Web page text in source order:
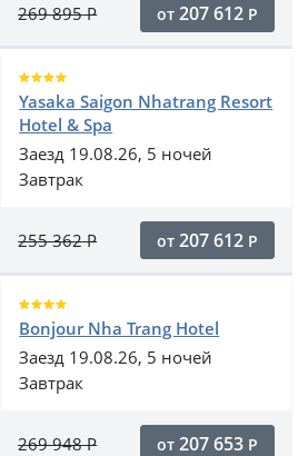
269 895Р от 207 612 Р
Yasaka Saigon Nhatrang Resort
Hotel & Spa
Заезд 19.08.26, 5 ночей
Завтрак
255 362Р от 207 612 Р
Bonjour Nha Trang Hotel
Заезд 19.08.26, 5 ночей
Завтрак
269 948Р от 207 653 Р